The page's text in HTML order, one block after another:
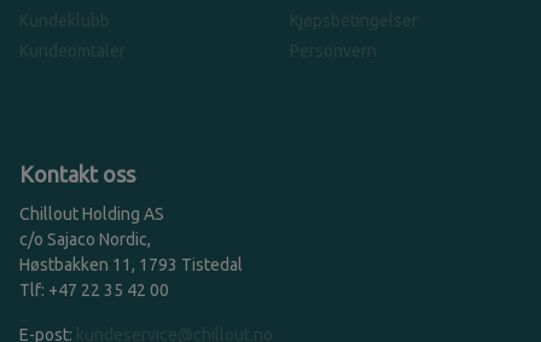
Kundeklubb
Kundeomtaler
Kjøpsbetingelser
Personvern
Kontakt oss
Chillout Holding AS
c/o Sajaco Nordic,
Høstbakken 11, 1793 Tistedal
Tlf: +47 22 35 42 00
E-post: kundeservice@chillout.no